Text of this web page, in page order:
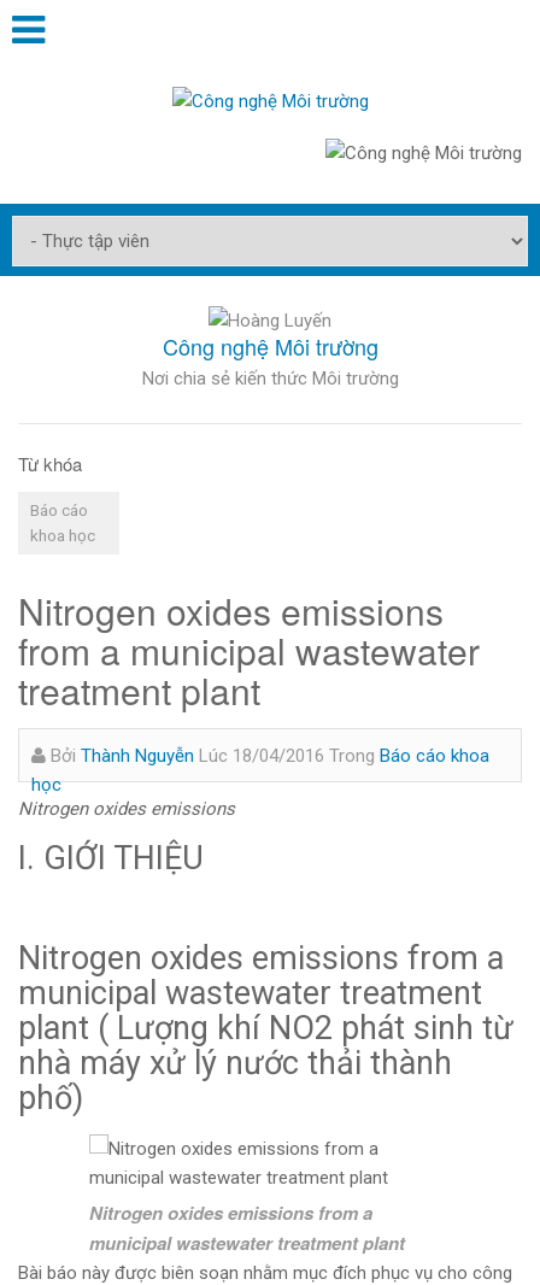
Công nghệ Môi trường
Nơi chia sẻ kiến thức Môi trường
Từ khóa
Báo cáo
khoa học
Nitrogen oxides emissions
from a municipal wastewater
treatment plant
Bởi Thành Nguyễn Lúc 18/04/2016 Trong Báo cáo khoa
học
Nitrogen oxides emissions
I. GIỚI THIỆU
Nitrogen oxides emissions from a
municipal wastewater treatment
plant ( Lượng khí NO2 phát sinh từ
nhà máy xử lý nước thải thành
phố)
Nitrogen oxides emissions from a
municipal wastewater treatment plant
Bài báo này được biên soạn nhằm mục đích phục vụ cho công